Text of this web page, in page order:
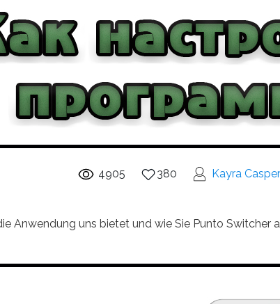
4905 380 Kayra
Anwendung uns bietet und wie Sie Punto Switcher